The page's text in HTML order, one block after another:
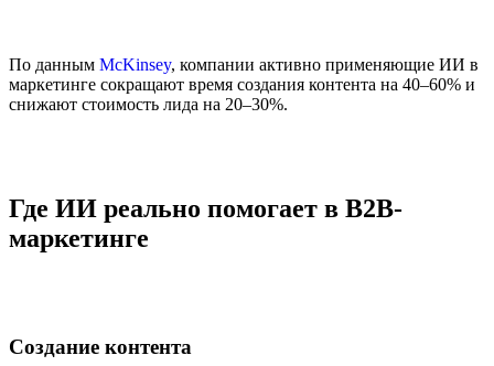
По данным McKinsey, компании активно применяющие ИИ в
маркетинге сокращают время создания контента на 40–60% и
снижают стоимость лида на 20–30%.
Где ИИ реально помогает в B2B-
маркетинге
Создание контента